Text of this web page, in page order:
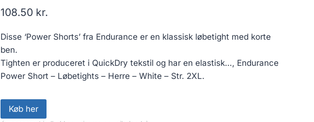
108.50 kr.
Disse ‘Power Shorts’ fra Endurance er en klassisk løbetight med korte
ben.
Tighten er produceret i QuickDry tekstil og har en elastisk…, Endurance
Power Short – Løbetights – Herre – White – Str. 2XL.
Køb her